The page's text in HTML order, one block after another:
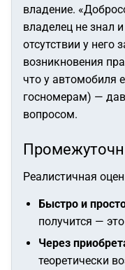
владение.
владелец не знал
отсутствии у него
возникновения
что у автомобиля
госномерам) —
вопросом.
Реалистичная
Быстро и
получится —
Через
теоретически